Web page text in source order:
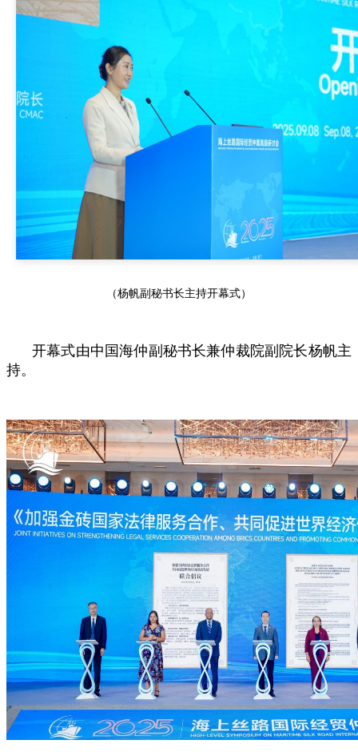
（杨帆副秘书长主持开幕式）
开幕式由中国海仲副秘书长兼仲裁院副院长杨帆主
持。